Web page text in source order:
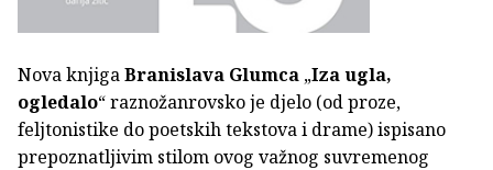
Nova knjigaBranislava Glumca „Iza ugla,
ogledalo“ raznožanrovsko je djelo (od proze,
feljtonistike do poetskih tekstova i drame) ispisano
prepoznatljivim stilom ovog važnog suvremenog